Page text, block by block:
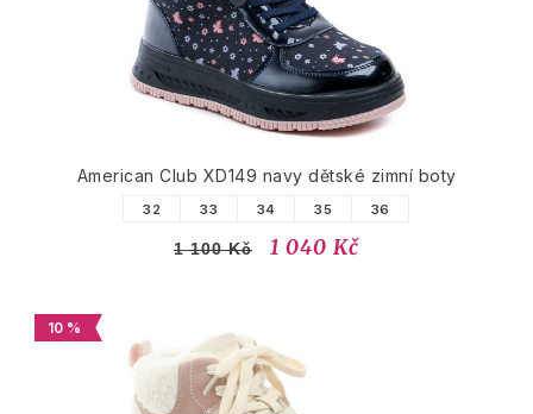
American Club XD149 navy dětské zimní boty
32 33 34 35 36
1 100 Kč 1 040 Kč
10 %